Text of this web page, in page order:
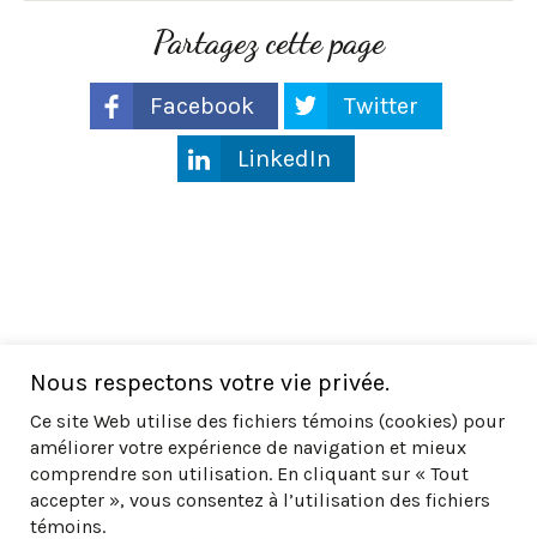
Partagez cette page
Facebook
Twitter
LinkedIn
Nous respectons votre vie privée.
Ce site Web utilise des fichiers témoins (cookies) pour
améliorer votre expérience de navigation et mieux
comprendre son utilisation. En cliquant sur « Tout
accepter », vous consentez à l’utilisation des fichiers
témoins.